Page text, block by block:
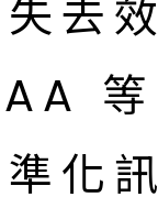
去
化